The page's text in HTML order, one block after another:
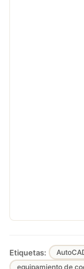
Etiquetas:
equipamiento de